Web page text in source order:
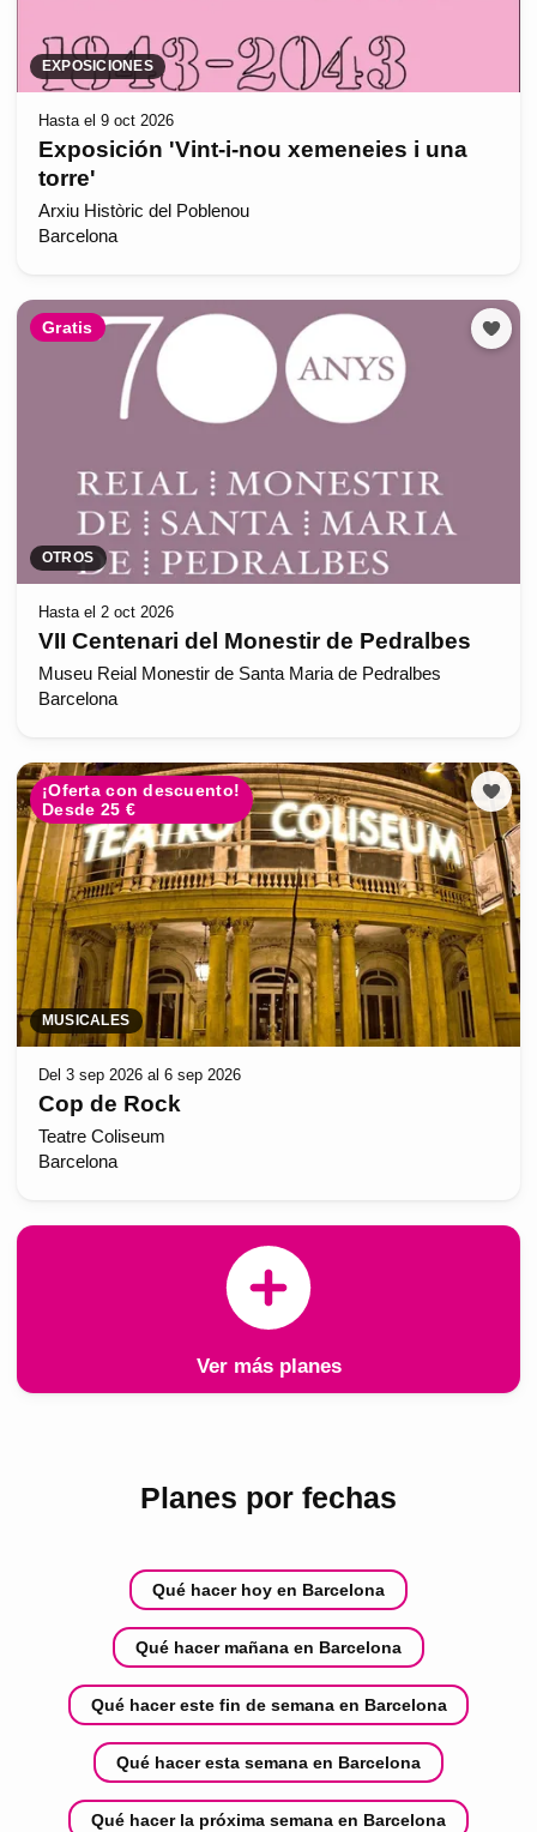
EXPOSICIONES
Hasta el 9 oct 2026
Exposición 'Vint-i-nou xemeneies i una
torre'
Arxiu Històric del Poblenou
Barcelona
Gratis
OTROS
Hasta el 2 oct 2026
VII Centenari del Monestir de Pedralbes
Museu Reial Monestir de Santa Maria de Pedralbes
Barcelona
¡Oferta con descuento!
Desde 25 €
MUSICALES
Del 3 sep 2026 al 6 sep 2026
Cop de Rock
Teatre Coliseum
Barcelona
Ver más planes
Planes por fechas
Qué hacer hoy en Barcelona
Qué hacer mañana en Barcelona
Qué hacer este fin de semana en Barcelona
Qué hacer esta semana en Barcelona
Qué hacer la próxima semana en Barcelona